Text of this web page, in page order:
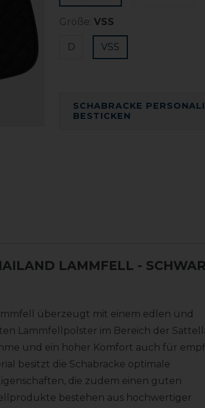
Größe: VSS
D VSS
SCHABRACKE
BESTICKEN
LAMMFELL -
überzeugt mit einem edlen und
Lammfellpolster im Bereich der
und ein hoher Komfort auch für
besitzt die Schabracke optimale
die zudem einen guten
bestehen aus hochwertiger